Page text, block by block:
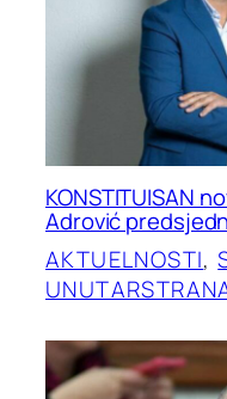
KONSTITUISAN
Adrović
AKTUELNOSTI,